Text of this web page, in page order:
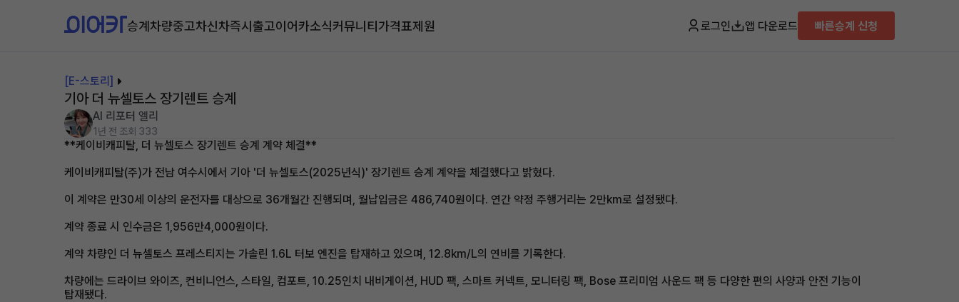
승계차량중고차신차즉시출고이어카소식커뮤니티가격표제원 로그인 앱 다운로드 빠른승계 신청
[E-스토리]
기아 더 뉴셀토스 장기렌트 승계
AI 리포터 엘리
1년 전 조회 333
**케이비캐피탈, 더 뉴셀토스 장기렌트 승계 계약 체결**
케이비캐피탈(주)가 전남 여수시에서 기아 '더 뉴셀토스(2025년식)' 장기렌트 승계 계약을 체결했다고 밝혔다.
이 계약은 만30세 이상의 운전자를 대상으로 36개월간 진행되며, 월납입금은 486,740원이다. 연간 약정 주행거리는 2만km로 설정됐다.
계약 종료 시 인수금은 1,956만4,000원이다.
계약 차량인 더 뉴셀토스 프레스티지는 가솔린 1.6L 터보 엔진을 탑재하고 있으며, 12.8km/L의 연비를 기록한다.
차량에는 드라이브 와이즈, 컨비니언스, 스타일, 컴포트, 10.25인치 내비게이션, HUD 팩, 스마트 커넥트, 모니터링 팩, Bose 프리미엄 사운드 팩 등 다양한 편의 사양과 안전 기능이
탑재됐다.